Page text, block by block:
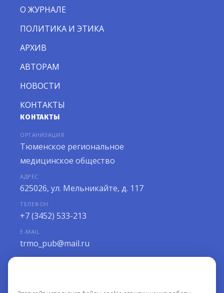
О ЖУРНАЛЕ
ПОЛИТИКА И ЭТИКА
АРХИВ
АВТОРАМ
НОВОСТИ
КОНТАКТЫ
КОНТАКТЫ
ОРГАНИЗАЦИЯ
Тюменское региональное
медицинское общество
АДРЕС
625026, ул. Мельникайте, д. 117
ТЕЛЕФОН
+7 (3452) 533-213
E-MAIL
trmo_pub@mail.ru
РЕЖИМ РАБОТЫ